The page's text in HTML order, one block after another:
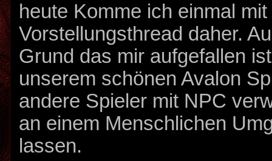
heute Komme ich einmal
Vorstellungsthread daher.
Grund das mir aufgefallen
unserem schönen Avalon
andere Spieler mit NPC
an einem Menschlichen
lassen.